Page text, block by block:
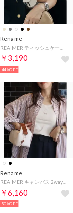
Rename
￥3,190
44%OFF
Rename
REAIMER キャンバス 2way ハンドバッグ ショルダーバッグ （NA）
￥6,160
50%OFF